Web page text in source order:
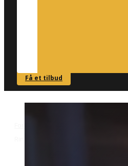
SE OVERSIGT
Få et tilbud